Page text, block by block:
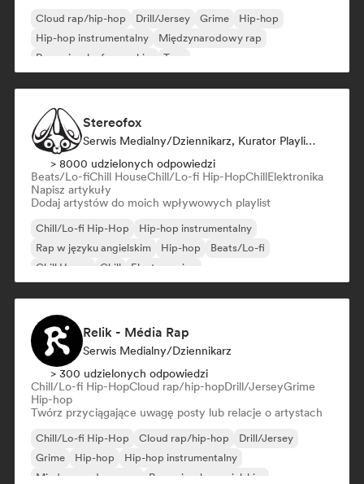
Cloud rap/hip-hop Drill/Jersey Grime
Hip-hop
Hip-hop instrumentalny
Międzynarodowy rap
Rap w języku francuskim
Trap
Stereofox
Serwis Medialny/Dziennikarz, Kurator Playlisty
> 8000 udzielonych odpowiedzi
Beats/Lo-fiChill HouseChill/Lo-fi Hip-HopChillElektronika
Napisz artykuły
Dodaj artystów do moich wpływowych playlist
Chill/Lo-fi Hip-Hop
Hip-hop instrumentalny
Rap w języku angielskim
Hip-hop
Beats/Lo-fi
Chill House
Chill Electro swing
Relik - Média Rap
Serwis Medialny/Dziennikarz
> 300 udzielonych odpowiedzi
Chill/Lo-fi Hip-HopCloud rap/hip-hopDrill/JerseyGrime
Hip-hop
Twórz przyciągające uwagę posty lub relacje o artystach
Chill/Lo-fi Hip-Hop Cloud rap/hip-hop
Drill/Jersey
Grime
Hip-hop
Hip-hop instrumentalny
Międzynarodowy rap
Rap w języku angielskim